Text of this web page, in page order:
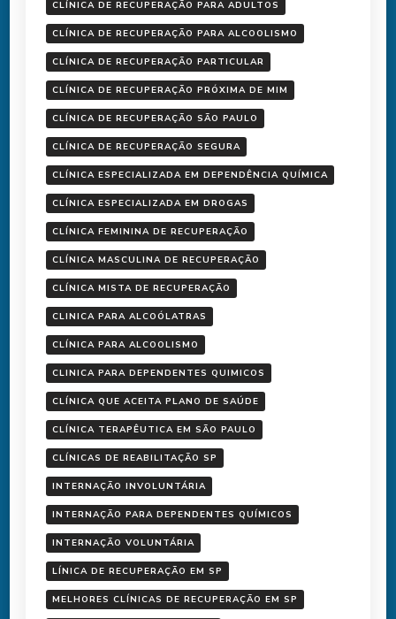
CLÍNICA DE RECUPERAÇÃO PARA ADULTOS
CLÍNICA DE RECUPERAÇÃO PARA ALCOOLISMO
CLÍNICA DE RECUPERAÇÃO PARTICULAR
CLÍNICA DE RECUPERAÇÃO PRÓXIMA DE MIM
CLÍNICA DE RECUPERAÇÃO SÃO PAULO
CLÍNICA DE RECUPERAÇÃO SEGURA
CLÍNICA ESPECIALIZADA EM DEPENDÊNCIA QUÍMICA
CLÍNICA ESPECIALIZADA EM DROGAS
CLÍNICA FEMININA DE RECUPERAÇÃO
CLÍNICA MASCULINA DE RECUPERAÇÃO
CLÍNICA MISTA DE RECUPERAÇÃO
CLINICA PARA ALCOÓLATRAS
CLÍNICA PARA ALCOOLISMO
CLINICA PARA DEPENDENTES QUIMICOS
CLÍNICA QUE ACEITA PLANO DE SAÚDE
CLÍNICA TERAPÊUTICA EM SÃO PAULO
CLÍNICAS DE REABILITAÇÃO SP
INTERNAÇÃO INVOLUNTÁRIA
INTERNAÇÃO PARA DEPENDENTES QUÍMICOS
INTERNAÇÃO VOLUNTÁRIA
LÍNICA DE RECUPERAÇÃO EM SP
MELHORES CLÍNICAS DE RECUPERAÇÃO EM SP